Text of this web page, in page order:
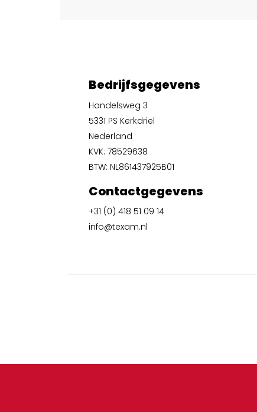
Bedrijfsgegevens
Handelsweg 3
5331 PS Kerkdriel
Nederland
KVK: 78529638
BTW: NL861437925B01
Contactgegevens
+31 (0) 418 51 09 14
info@texam.nl